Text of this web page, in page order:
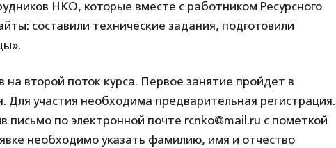
НКО, которые вместе с работником Ресурсного
составили технические задания, подготовили
на второй поток курса. Первое занятие пройдет в
Для участия необходима предварительная регистрация.
письмо по электронной почте rcnko@mail.ru с пометкой
необходимо указать фамилию, имя и отчество